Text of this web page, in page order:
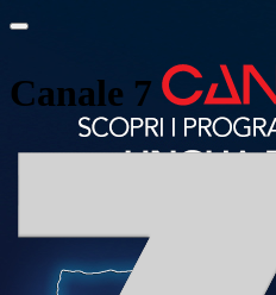
Canale 7